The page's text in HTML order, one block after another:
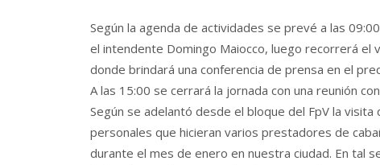
Según la agenda de actividades se prevé a las
el intendente Domingo Maiocco, luego recorrerá el
donde brindará una conferencia de prensa en el
A las 15:00 se cerrará la jornada con una reunión
Según se adelantó desde el bloque del FpV la
personales que hicieran varios prestadores de
durante el mes de enero en nuestra ciudad. En tal